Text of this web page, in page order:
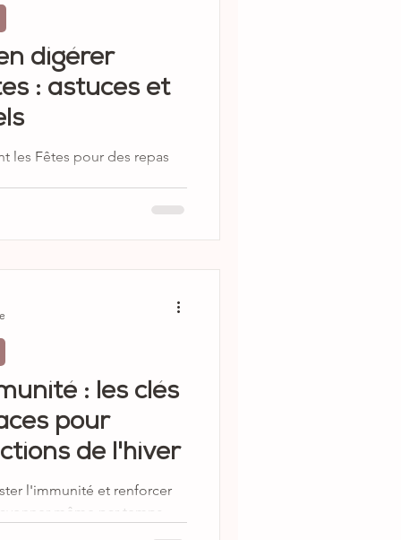
digérer
: astuces et
les Fêtes pour des repas
: les clés
pour
de l'hiver
l'immunité et renforcer
même par temps